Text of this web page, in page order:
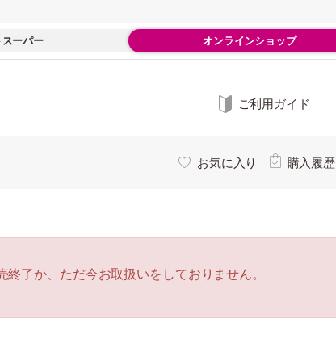
ーパー オンラインショップ
ご利用ガイド
お気に入り 購入履歴
終了か、ただ今お取扱いをしておりません。